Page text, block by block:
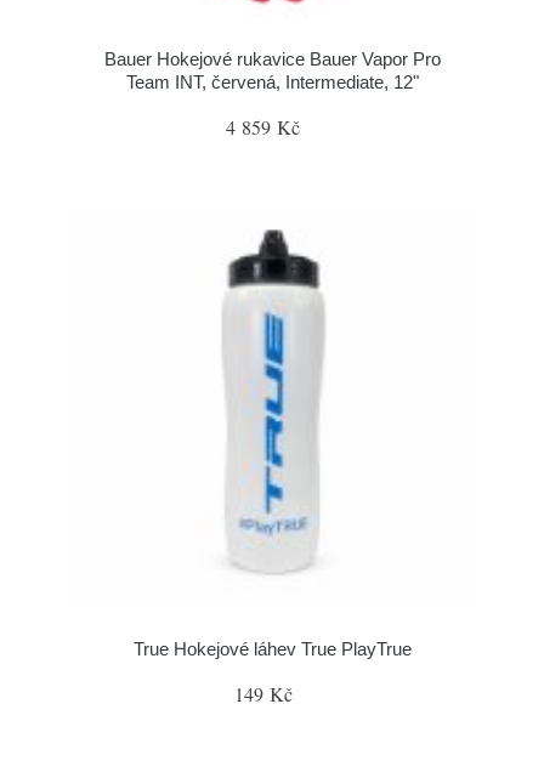
Bauer Hokejové rukavice Bauer Vapor Pro
Team INT, červená, Intermediate, 12"
4 859 Kč
True Hokejové láhev True PlayTrue
149 Kč